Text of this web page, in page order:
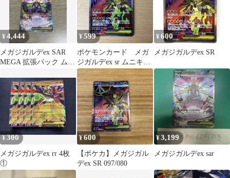
¥4,444
メガジガルデex SAR
MEGA 拡張パック ムニ
¥599
ポケモンカード メガ
ジガルデex sr ムニキス
ゼロ
¥ 600
メガジガルデex SR
¥300
メガジガルデex rr 4枚
①
¥600
【ポケカ】メガジガル
デex SR 097/080
¥3,199
メガジガルデex sar